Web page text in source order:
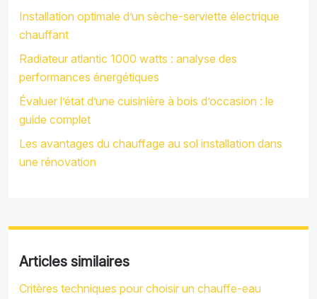
Installation optimale d’un sèche-serviette électrique
chauffant
Radiateur atlantic 1000 watts : analyse des
performances énergétiques
Évaluer l’état d’une cuisinière à bois d’occasion : le
guide complet
Les avantages du chauffage au sol installation dans
une rénovation
Articles similaires
Critères techniques pour choisir un chauffe-eau